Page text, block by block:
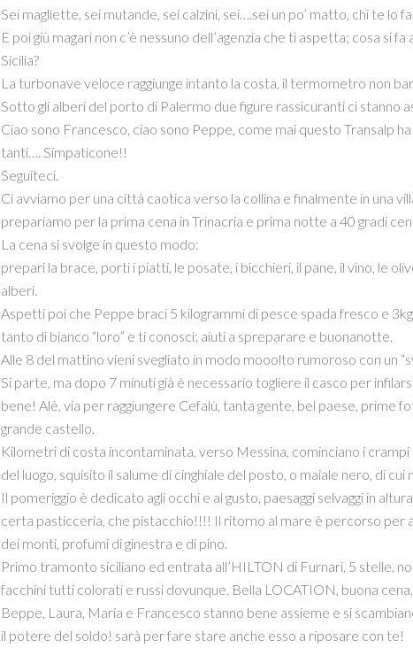
Sei magliette, sei mutande, sei calzini, sei….sei un po’ matto, chi te lo
E poi giù magari non c’è nessuno dell’agenzia che ti aspetta; cosa si
Sicilia?
La turbonave veloce raggiunge intanto la costa, il termometro non
Sotto gli alberi del porto di Palermo due figure rassicuranti ci stanno
Ciao sono Francesco, ciao sono Peppe, come mai questo Transalp
tanti…. Simpaticone!!
Seguiteci.
Ci avviamo per una città caotica verso la collina e finalmente in una
prepariamo per la prima cena in Trinacria e prima notte a 40 gradi
La cena si svolge in questo modo:
prepari la brace, porti i piatti, le posate, i bicchieri, il pane, il vino, le
alberi.
Aspetti poi che Peppe braci 5 kilogrammi di pesce spada fresco e
tanto di bianco “loro” e ti conosci; aiuti a spreparare e buonanotte.
Alle 8 del mattino vieni svegliato in modo mooolto rumoroso con un
Si parte, ma dopo 7 minuti già è necessario togliere il casco per
bene! Alè, via per raggiungere Cefalù, tanta gente, bel paese, prime
grande castello.
Kilometri di costa incontaminata, verso Messina, cominciano i
del luogo, squisito il salume di cinghiale del posto, o maiale nero, di cui
Il pomeriggio è dedicato agli occhi e al gusto, paesaggi selvaggi in
certa pasticceria, che pistacchio!!!! Il ritorno al mare è percorso per
dei monti, profumi di ginestra e di pino.
Primo tramonto siciliano ed entrata all’HILTON di Furnari, 5 stelle,
facchini tutti colorati e russi dovunque. Bella LOCATION, buona
Beppe, Laura, Maria e Francesco stanno bene assieme e si
il potere del soldo! sarà per fare stare anche esso a riposare con te!